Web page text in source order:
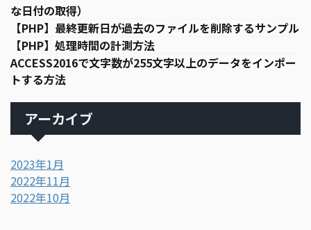
な日付の取得）
【PHP】最終更新日が過去のファイルを削除するサンプル
【PHP】処理時間の計測方法
ACCESS2016で文字数が255文字以上のデータをインポー
トする方法
アーカイブ
2023年1月
2022年11月
2022年10月